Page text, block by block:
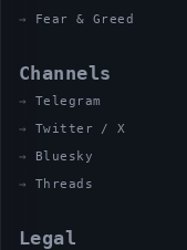
Fear & Greed
Channels
Telegram
Twitter / X
Bluesky
Threads
Legal